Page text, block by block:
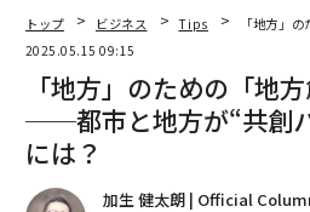
トップ ビジネス Tips
「地方」
2025.05.15 09:15
「地方」のための「地
──都市と地方が“共創
には？
加生 健太朗 | Official